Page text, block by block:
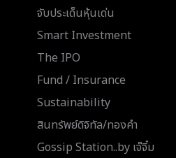
จับประเด็นหุ้นเด่น
Smart Investment
The IPO
Fund / Insurance
Sustainability
สินทรัพย์ดิจิทัล/ทองคำ
Gossip Station..by เจ๊จิ๋ม